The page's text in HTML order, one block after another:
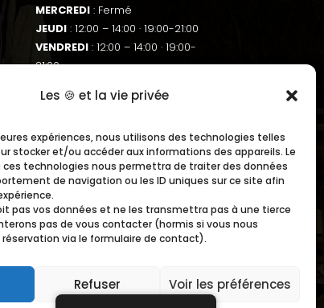
Les 🍪 et la vie privée
expériences, nous utilisons des technologies telles
stocker et/ou accéder aux informations des appareils. Le
technologies nous permettra de traiter des données
de navigation ou les ID uniques sur ce site afin
pas vos données et ne les transmettra pas à une tierce
pas de vous contacter (hormis si vous nous
via le formulaire de contact).
Refuser Voir les préférences
MERCREDI : Fermé
JEUDI : 12:00 – 14:00· 19:00-21:00
VENDREDI : 12:00 – 14:00· 19:00-
21:00
DIMANCHE : 12:00 – 14:00· 19:00-
BOOK
MENTIONS LÉGALES|CONFIDENTIALITÉ